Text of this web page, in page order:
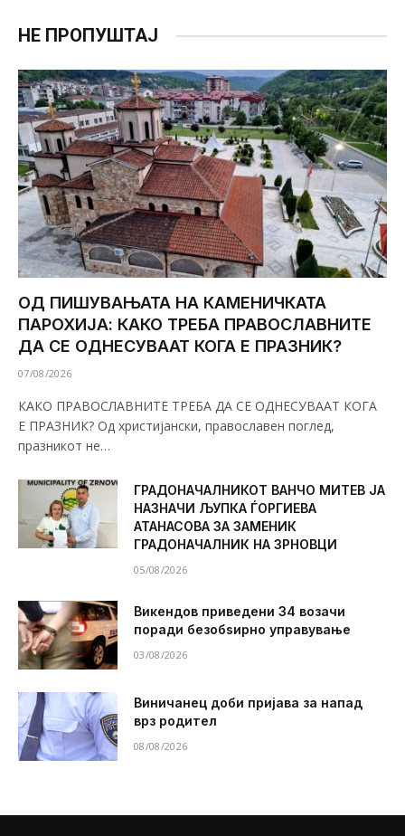
НЕ ПРОПУШТАЈ
ОД ПИШУВАЊАТА НА КАМЕНИЧКАТА
ПАРОХИЈА: КАКО ТРЕБА ПРАВОСЛАВНИТЕ
ДА СЕ ОДНЕСУВААТ КОГА Е ПРАЗНИК?
07/08/2026
КАКО ПРАВОСЛАВНИТЕ ТРЕБА ДА СЕ ОДНЕСУВААТ КОГА
Е ПРАЗНИК? Од христијански, православен поглед,
празникот не…
ГРАДОНАЧАЛНИКОТ ВАНЧО МИТЕВ ЈА
НАЗНАЧИ ЉУПКА ЃОРГИЕВА
АТАНАСОВА ЗА ЗАМЕНИК
ГРАДОНАЧАЛНИК НА ЗРНОВЦИ
05/08/2026
Викендов приведени 34 возачи
поради безобѕирно управување
03/08/2026
Виничанец доби пријава за напад
врз родител
08/08/2026